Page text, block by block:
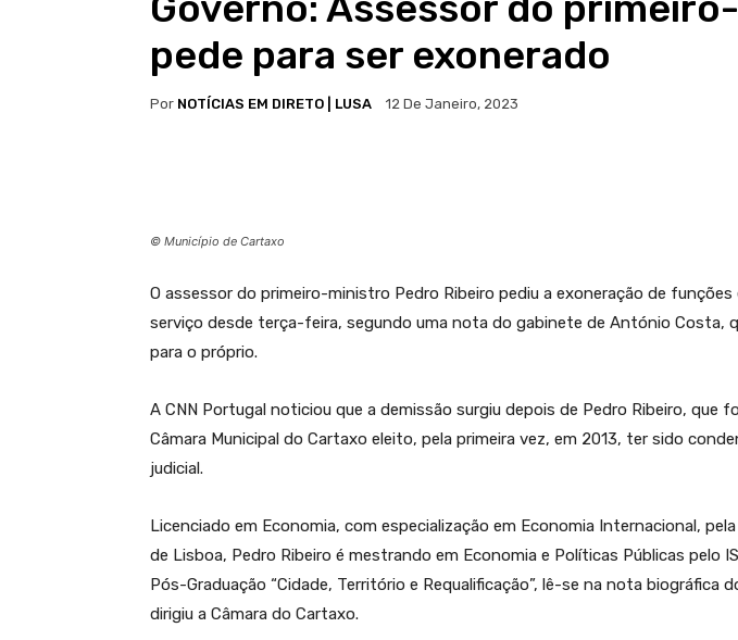
pede para ser exonerado
Por NOTÍCIAS EM DIRETO | LUSA 12 De Janeiro, 2023
© Município de Cartaxo
O assessor do primeiro-ministro Pedro Ribeiro pediu a exoneração de funções
serviço desde terça-feira, segundo uma nota do gabinete de António Costa,
para o próprio.
A CNN Portugal noticiou que a demissão surgiu depois de Pedro Ribeiro, que
Câmara Municipal do Cartaxo eleito, pela primeira vez, em 2013, ter sido
judicial.
Licenciado em Economia, com especialização em Economia Internacional,
de Lisboa, Pedro Ribeiro é mestrando em Economia e Políticas Públicas pelo
Pós-Graduação “Cidade, Território e Requalificação”, lê-se na nota biográfica
dirigiu a Câmara do Cartaxo.